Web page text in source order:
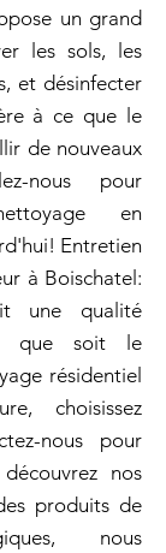
un grand
les sols, les
et désinfecter
à ce que le
de nouveaux
nous pour
en
Entretien
à Boischatel:
une qualité
que soit le
résidentiel
choisissez
nous pour
nos
produits de
nous